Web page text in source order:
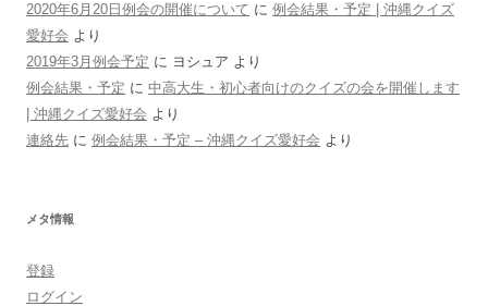
2020年6月20日例会の開催について に 例会結果・予定 | 沖縄クイズ
愛好会 より
2019年3月例会予定 に ヨシュア より
例会結果・予定 に 中高大生・初心者向けのクイズの会を開催します
| 沖縄クイズ愛好会 より
連絡先 に 例会結果・予定 – 沖縄クイズ愛好会 より
メタ情報
登録
ログイン